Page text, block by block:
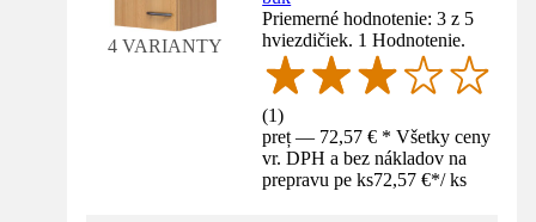
4 VARIANTY
Priemerné hodnotenie: 3 z 5
hviezdičiek. 1 Hodnotenie.
(1)
preț — 72,57 € * Všetky ceny
vr. DPH a bez nákladov na
prepravu pe ks72,57 €*/ ks